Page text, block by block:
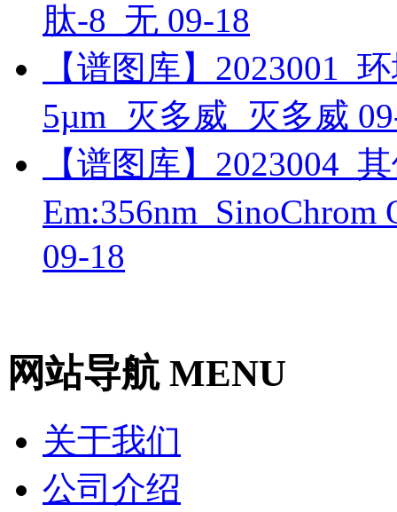
肽-8_无 09-18
【谱图库】2023001_
5µm_灭多威_灭多威
【谱图库】2023004_
09-18
网站导航 MENU
关于我们
公司介绍